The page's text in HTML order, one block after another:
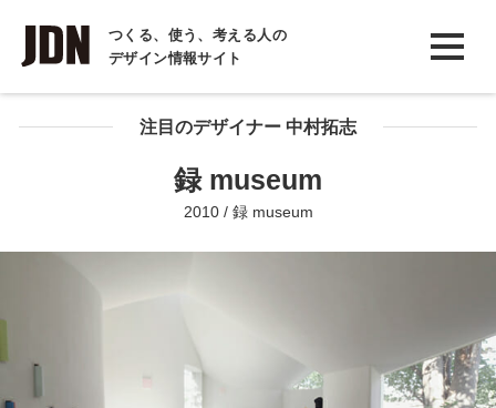
つくる、使う、考える人の
デザイン情報サイト
INTERVIEW
インタビュー
REPORT注目のデザイナー 中村拓志
録 museum
2010 / 録 museum